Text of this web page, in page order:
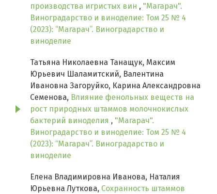
производства игристых вин , "Магарач".
Виноградарство и виноделие: Том 25 № 4
(2023): “Магарач”. Виноградарство и
виноделие
Татьяна Николаевна Танащук, Максим
Юрьевич Шаламитский, Валентина
Ивановна Загоруйко, Карина Александровна
Семенова, Влияние фенольных веществ на
рост природных штаммов молочнокислых
бактерий виноделия , "Магарач".
Виноградарство и виноделие: Том 25 № 4
(2023): “Магарач”. Виноградарство и
виноделие
Елена Владимировна Иванова, Наталия
Юрьевна Луткова, Сохранность штаммов